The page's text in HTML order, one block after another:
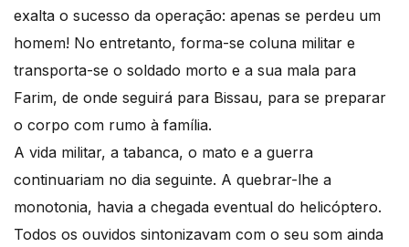
exalta o sucesso da operação: apenas se perdeu um
homem! No entretanto, forma-se coluna militar e
transporta-se o soldado morto e a sua mala para
Farim, de onde seguirá para Bissau, para se preparar
o corpo com rumo à família.
A vida militar, a tabanca, o mato e a guerra
continuariam no dia seguinte. A quebrar-lhe a
monotonia, havia a chegada eventual do helicóptero.
Todos os ouvidos sintonizavam com o seu som ainda